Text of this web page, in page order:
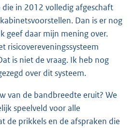
die in 2012 volledig afgeschaft
Dan is er nog
geef daar mijn mening over.
risicovereveningssysteem
is niet de vraag. Ik heb nog
over dit systeem.
van de bandbreedte eruit? We
speelveld voor alle
de prikkels en de afspraken die